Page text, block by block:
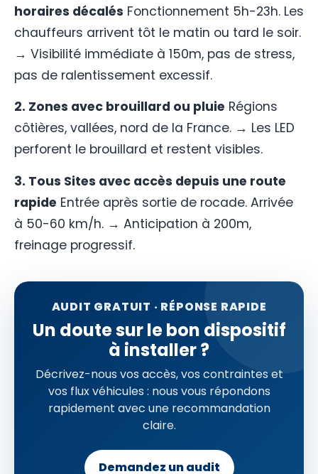
horaires décalés Fonctionnement 5h-23h. Les
chauffeurs arrivent tôt le matin ou tard le soir.
→ Visibilité immédiate à 150m, pas de stress,
pas de ralentissement excessif.
2. Zones avec brouillard ou pluie Régions
côtières, vallées, nord de la France. → Les LED
perforent le brouillard et restent visibles.
3. Tous Sites avec accès depuis une route
rapide Entrée après sortie de rocade. Arrivée
à 50-60 km/h. → Anticipation à 200m,
freinage progressif.
AUDIT GRATUIT · RÉPONSE RAPIDE
Un doute sur le bon dispositif
à installer ?
Décrivez-nous vos accès, vos contraintes et
vos flux véhicules : nous vous répondons
rapidement avec une recommandation
claire.
Demandez un audit